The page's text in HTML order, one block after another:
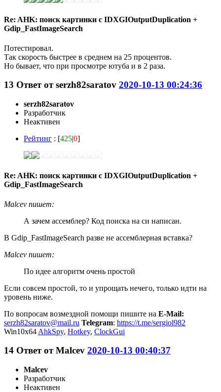
Re: AHK: поиск картинки с IDXGIOutputDuplication +
Gdip_FastImageSearch
Потестировал.
Так скорость быстрее в среднем на 25 процентов.
Но бывает, что при просмотре ютуба и в 2 раза.
13 Ответ отserzh82saratov 2020-10-13 00:24:36
serzh82saratov
Разработчик
Неактивен
Рейтинг : [425|0]
Re: AHK: поиск картинки с IDXGIOutputDuplication +
Gdip_FastImageSearch
Malcev пишет:
А зачем ассемблер? Код поиска на си написан.
В Gdip_FastImageSearch разве не ассемблерная вставка?
Malcev пишет:
По идее алгоритм очень простой
Если совсем простой, то и упрощать нечего, только идти на
уровень ниже.
По вопросам возмездной помощи пишите на E-Mail:
serzh82saratov@mail.ru Telegram: https://t.me/sergiol982
Win10x64 AhkSpy, Hotkey, ClockGui
14 Ответ отMalcev 2020-10-13 00:40:37
Malcev
Разработчик
Неактивен